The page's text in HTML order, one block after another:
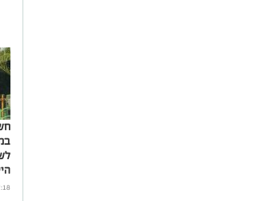
...